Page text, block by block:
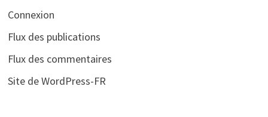
Connexion
Flux des publications
Flux des commentaires
Site de WordPress-FR